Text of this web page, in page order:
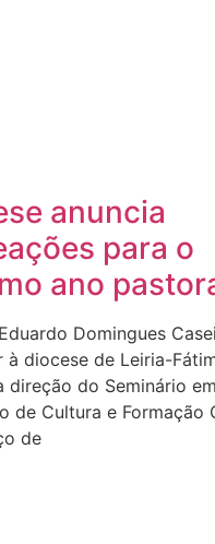
anuncia
para o
ano
Domingues
à diocese de Leiria-
direção do Seminário
de Cultura e Formação
de